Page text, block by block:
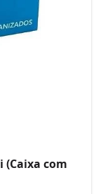
(Caixa com